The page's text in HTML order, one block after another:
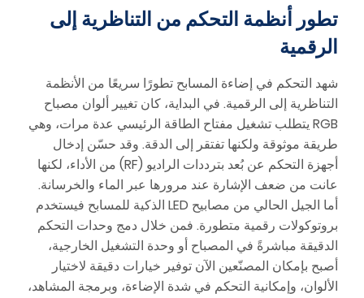
تطور أنظمة التحكم من التناظرية إلى
الرقمية
شهد التحكم في إضاءة المسابح تطورًا سريعًا من الأنظمة
التناظرية إلى الرقمية. في البداية، كان تغيير ألوان مصباح
RGB يتطلب تشغيل مفتاح الطاقة الرئيسي عدة مرات، وهي
طريقة موثوقة ولكنها تفتقر إلى الدقة. وقد حسّن إدخال
أجهزة التحكم عن بُعد بترددات الراديو (RF) من الأداء، لكنها
عانت من ضعف الإشارة عند مرورها عبر الماء والخرسانة.
أما الجيل الحالي من مصابيح LED الذكية للمسابح فيستخدم
بروتوكولات رقمية متطورة. فمن خلال دمج وحدات التحكم
الدقيقة مباشرةً في المصباح أو وحدة التشغيل الخارجية،
أصبح بإمكان المصنّعين الآن توفير خيارات دقيقة لاختيار
الألوان، وإمكانية التحكم في شدة الإضاءة، وبرمجة المشاهد،